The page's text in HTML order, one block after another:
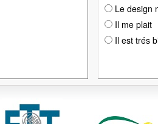
Le design
Il me plait
Il est trés